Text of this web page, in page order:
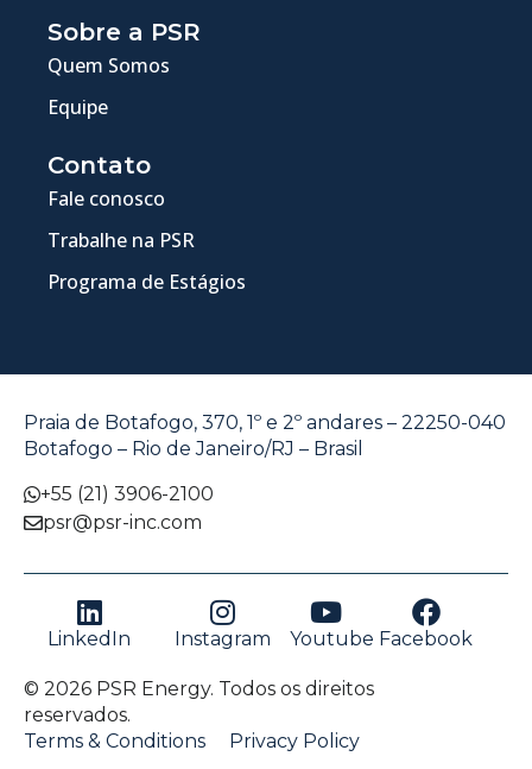
Sobre a PSR
Quem Somos
Equipe
Contato
Fale conosco
Trabalhe na PSR
Programa de Estágios
Praia de Botafogo, 370, 1º e 2º andares – 22250-040
Botafogo – Rio de Janeiro/RJ – Brasil
+55 (21) 3906-2100
psr@psr-inc.com
LinkedIn Instagram Youtube Facebook
© 2026 PSR Energy. Todos os direitos
reservados.
Terms & Conditions
Privacy Policy